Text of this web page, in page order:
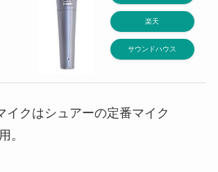
楽天
サウンドハウス
イクはシュアーの定番マイク
。